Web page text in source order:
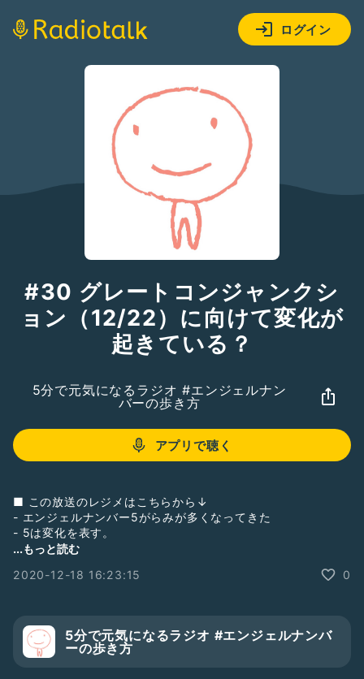
ログイン
#30 グレートコンジャンクシ
ョン（12/22）に向けて変化が
起きている？
5分で元気になるラジオ #エンジェルナン
バーの歩き方
アプリで聴く
■ この放送のレジメはこちらから↓
- エンジェルナンバー5がらみが多くなってきた
- 5は変化を表す。
- 例えば、555
月22日）なるものが。
お役に立てれば幸いです！
...もっと読む
2020-12-18 16:23:15
0
5分で元気になるラジオ #エンジェルナンバ
ーの歩き方